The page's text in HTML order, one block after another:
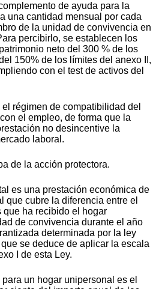
de ayuda para la
una cantidad mensual por cada
de la unidad de convivencia en
percibirlo, se establecen los
neto del 300 % de los
150% de los límites del anexo II,
con el test de activos del
régimen de compatibilidad del
el empleo, de forma que la
no desincentive la
laboral.
de la acción protectora.
es una prestación económica de
que cubre la diferencia entre el
que ha recibido el hogar
de convivencia durante el año
determinada por la ley
se deduce de aplicar la escala
I de esta Ley.
un hogar unipersonal es el